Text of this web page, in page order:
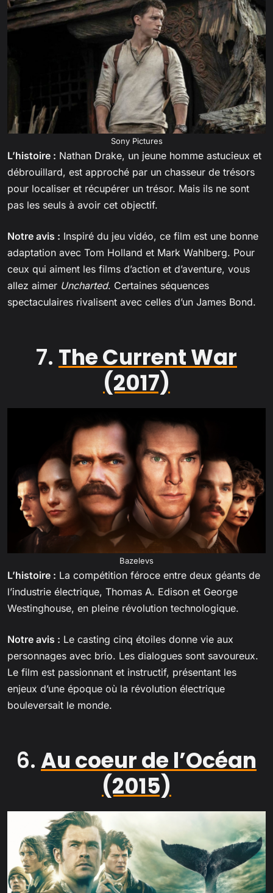
Sony Pictures
L’histoire : Nathan Drake, un jeune homme astucieux et
débrouillard, est approché par un chasseur de trésors
pour localiser et récupérer un trésor. Mais ils ne sont
pas les seuls à avoir cet objectif.
Notre avis : Inspiré du jeu vidéo, ce film est une bonne
adaptation avec Tom Holland et Mark Wahlberg. Pour
ceux qui aiment les films d’action et d’aventure, vous
allez aimer Uncharted. Certaines séquences
spectaculaires rivalisent avec celles d’un James Bond.
7. The Current War
(2017)
Bazelevs
L’histoire : La compétition féroce entre deux géants de
l’industrie électrique, Thomas A. Edison et George
Westinghouse, en pleine révolution technologique.
Notre avis : Le casting cinq étoiles donne vie aux
personnages avec brio. Les dialogues sont savoureux.
Le film est passionnant et instructif, présentant les
enjeux d’une époque où la révolution électrique
bouleversait le monde.
6. Au coeur de l’Océan
(2015)